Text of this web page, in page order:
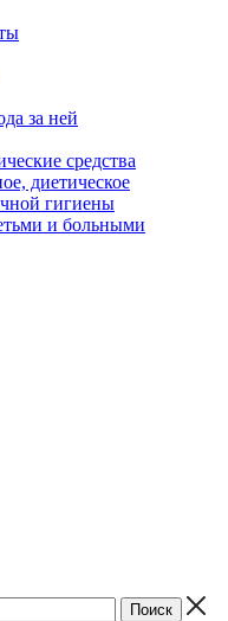
за ней
средства
диетическое
гигиены
и больными